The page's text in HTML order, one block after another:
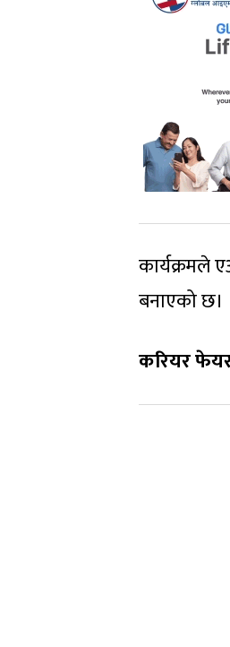
कार्यक्रमले
बनाएको छ।
करियर